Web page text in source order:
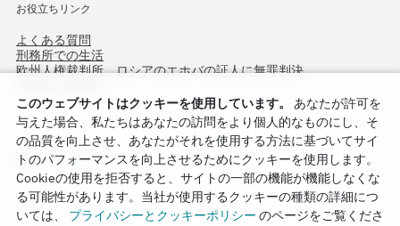
お役立ちリンク
よくある質問
刑務所での生活
欧州人権裁判所、ロシアのエホバの証人に無罪判決
このウェブサイトはクッキーを使用しています。
あなたが許可を
与えた場合、私たちはあなたの訪問をより個人的なものにし、そ
の品質を向上させ、あなたがそれを使用する方法に基づいてサイ
トのパフォーマンスを向上させるためにクッキーを使用します。
Cookieの使用を拒否すると、サイトの一部の機能が機能しなくな
る可能性があります。当社が使用するクッキーの種類の詳細につ
いては、 プライバシーとクッキーポリシー のページをご覧くださ